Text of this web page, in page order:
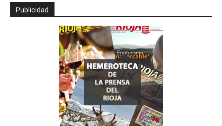
Publicidad